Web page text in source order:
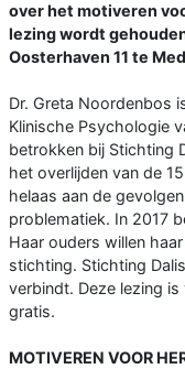
over het motiveren
lezing wordt
Oosterhaven 11 te
Dr. Greta Noordenbos
Klinische Psychologie
betrokken bij Stichting
het overlijden van de
helaas aan de
problematiek. In 2017
Haar ouders willen
stichting. Stichting
verbindt. Deze lezing
gratis.
MOTIVEREN VOOR